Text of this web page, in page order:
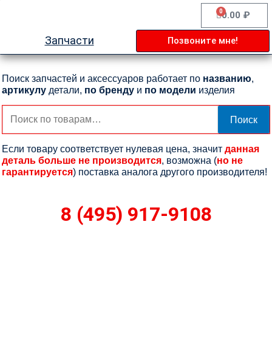
0.00 ₽
0
Cart
Запчасти Позвоните мне!
Поиск запчастей и аксессуаров работает по названию,
артикулу детали, по бренду и по модели изделия
Искать:
Поиск
Если товару соответствует нулевая цена, значит данная
деталь больше не производится, возможна (но не
гарантируется) поставка аналога другого производителя!
8 (495) 917-9108